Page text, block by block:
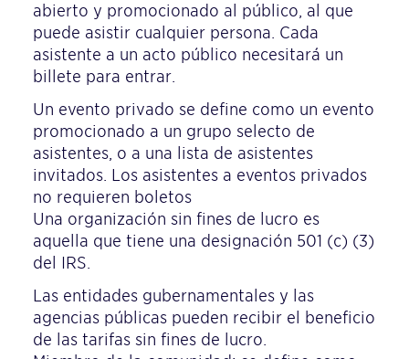
abierto y promocionado al público, al que
puede asistir cualquier persona. Cada
asistente a un acto público necesitará un
billete para entrar.
Un evento privado se define como un evento
promocionado a un grupo selecto de
asistentes, o a una lista de asistentes
invitados. Los asistentes a eventos privados
no requieren boletos
Una organización sin fines de lucro es
aquella que tiene una designación 501 (c) (3)
del IRS.
Las entidades gubernamentales y las
agencias públicas pueden recibir el beneficio
de las tarifas sin fines de lucro.